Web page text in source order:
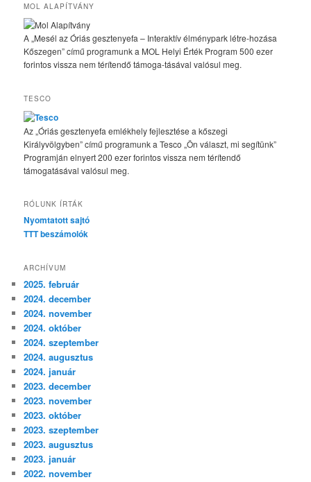
MOL ALAPÍTVÁNY
A „Mesél az Óriás gesztenyefa – Interaktív élménypark létre-hozása
Kőszegen” című programunk a MOL Helyi Érték Program 500 ezer
forintos vissza nem térítendő támoga-tásával valósul meg.
TESCO
Az „Óriás gesztenyefa emlékhely fejlesztése a kőszegi
Királyvölgyben” című programunk a Tesco „Ön választ, mi segítünk”
Programján elnyert 200 ezer forintos vissza nem térítendő
támogatásával valósul meg.
RÓLUNK ÍRTÁK
Nyomtatott sajtó
TTT beszámolók
ARCHÍVUM
2025. február
2024. december
2024. november
2024. október
2024. szeptember
2024. augusztus
2024. január
2023. december
2023. november
2023. október
2023. szeptember
2023. augusztus
2023. január
2022. november